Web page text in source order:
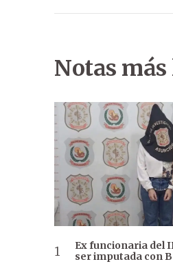
Notas
Ex funcionaria del
ser imputada con